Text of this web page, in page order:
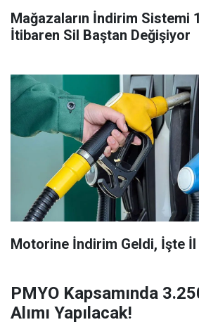
Mağazaların İndirim Sistemi
İtibaren Sil Baştan Değişiyor
Motorine İndirim Geldi, İşte
PMYO Kapsamında
Alımı Yapılacak!